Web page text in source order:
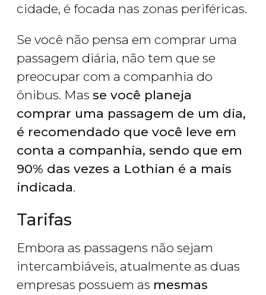
cidade, é focada nas zonas periféricas.
Se você não pensa em comprar uma
passagem diária, não tem que se
preocupar com a companhia do
ônibus. Mas se você planeja
comprar uma passagem de um dia,
é recomendado que você leve em
conta a companhia, sendo que em
90% das vezes a Lothian é a mais
indicada.
Tarifas
Embora as passagens não sejam
intercambiáveis, atualmente as duas
empresas possuem as mesmas